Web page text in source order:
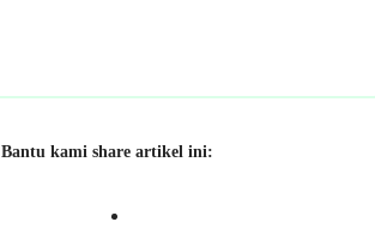
Bantu kami share artikel ini: